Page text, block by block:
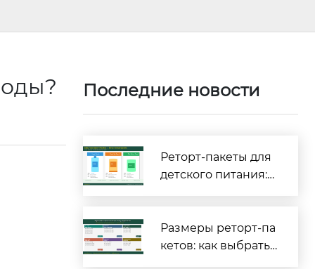
Последние новости
Реторт-пакеты для
детского питания:
и соответствию тре
бованиям [2026]
Размеры реторт-па
кетов: как выбрать